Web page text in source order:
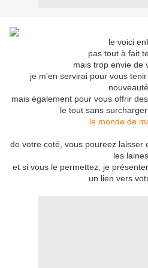
le voici
pas tout à fait
mais trop envie de
je m'en servirai pour vous
mais également pour vous offrir
le tout sans
le monde de
de votre coté, vous poureez laisser
les
et si vous le permettez, je
un lien vers